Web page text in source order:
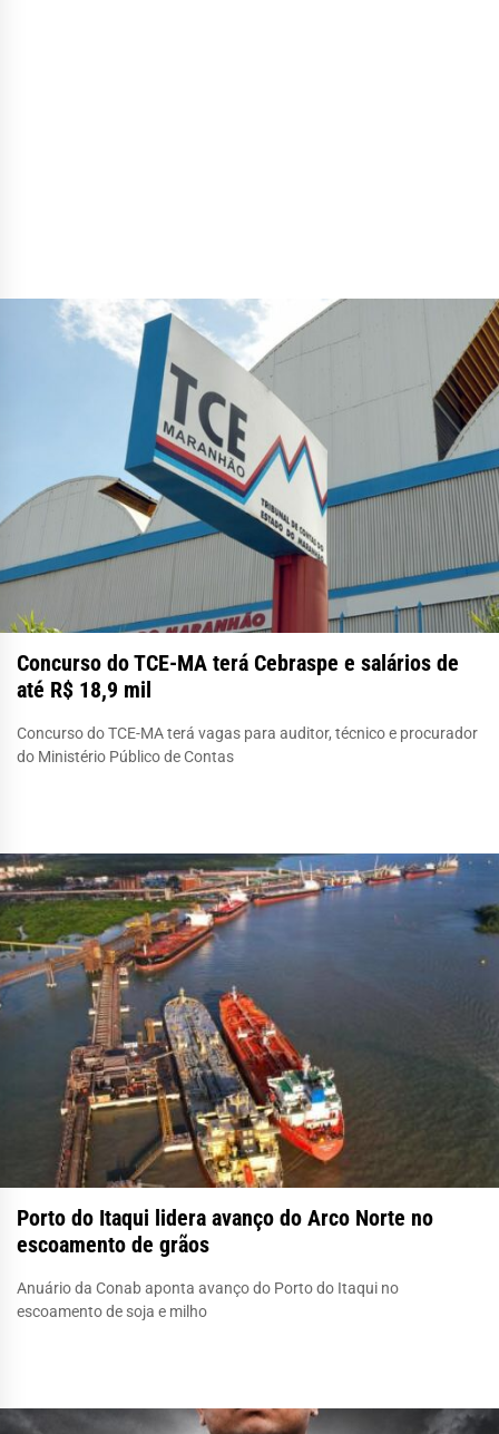
Concurso do TCE-MA terá Cebraspe e salários de
até R$ 18,9 mil
Concurso do TCE-MA terá vagas para auditor, técnico e procurador
do Ministério Público de Contas
Porto do Itaqui lidera avanço do Arco Norte no
escoamento de grãos
Anuário da Conab aponta avanço do Porto do Itaqui no
escoamento de soja e milho